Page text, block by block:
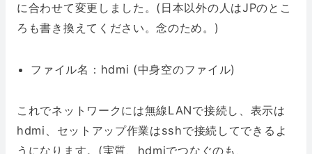
に合わせて変更しました。(日本以外の人はJPのとこ
ろも書き換えてください。念のため。)
ファイル名：hdmi (中身空のファイル)
これでネットワークには無線LANで接続し、表示は
hdmi、セットアップ作業はsshで接続してできるよ
うになります。(実質、hdmiでつなぐのも、